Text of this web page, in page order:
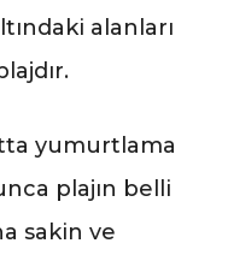
alanları
yumurtlama
plajın belli
sakin ve